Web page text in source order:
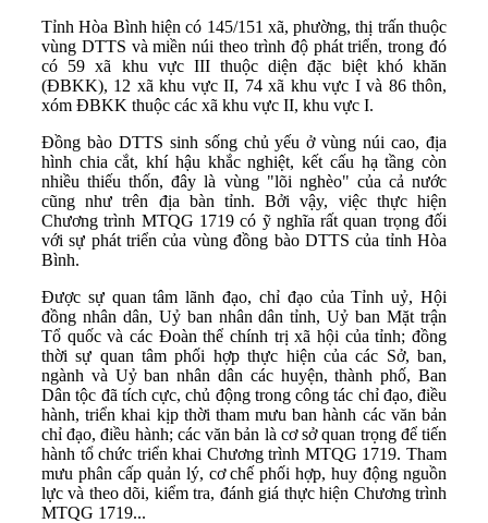
Tỉnh Hòa Bình hiện có 145/151 xã, phường, thị trấn thuộc
vùng DTTS và miền núi theo trình độ phát triển, trong đó
có 59 xã khu vực III thuộc diện đặc biệt khó khăn
(ĐBKK), 12 xã khu vực II, 74 xã khu vực I và 86 thôn,
xóm ĐBKK thuộc các xã khu vực II, khu vực I.
Đồng bào DTTS sinh sống chủ yếu ở vùng núi cao, địa
hình chia cắt, khí hậu khắc nghiệt, kết cấu hạ tầng còn
nhiều thiếu thốn, đây là vùng "lõi nghèo" của cả nước
cũng như trên địa bàn tỉnh. Bởi vậy, việc thực hiện
Chương trình MTQG 1719 có ỹ nghĩa rất quan trọng đối
với sự phát triển của vùng đồng bào DTTS của tỉnh Hòa
Bình.
Được sự quan tâm lãnh đạo, chỉ đạo của Tỉnh uỷ, Hội
đồng nhân dân, Uỷ ban nhân dân tỉnh, Uỷ ban Mặt trận
Tổ quốc và các Đoàn thể chính trị xã hội của tỉnh; đồng
thời sự quan tâm phối hợp thực hiện của các Sở, ban,
ngành và Uỷ ban nhân dân các huyện, thành phố, Ban
Dân tộc đã tích cực, chủ động trong công tác chỉ đạo, điều
hành, triển khai kịp thời tham mưu ban hành các văn bản
chỉ đạo, điều hành; các văn bản là cơ sở quan trọng để tiến
hành tổ chức triển khai Chương trình MTQG 1719. Tham
mưu phân cấp quản lý, cơ chế phối hợp, huy động nguồn
lực và theo dõi, kiểm tra, đánh giá thực hiện Chương trình
MTQG 1719...